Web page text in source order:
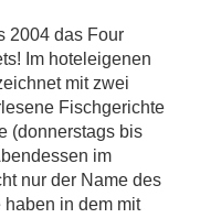
2004 das Four
Im hoteleigenen
mit zwei
Fischgerichte
(donnerstags bis
im
nur der Name des
in dem mit